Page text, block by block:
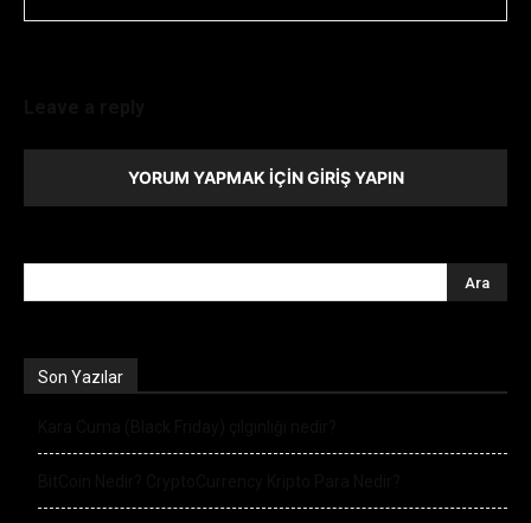
YORUM YAPMAK İÇIN GIRIŞ YAPIN
Son Yazılar